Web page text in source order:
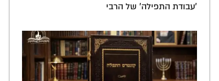
'עבודת התפילה' של הרבי